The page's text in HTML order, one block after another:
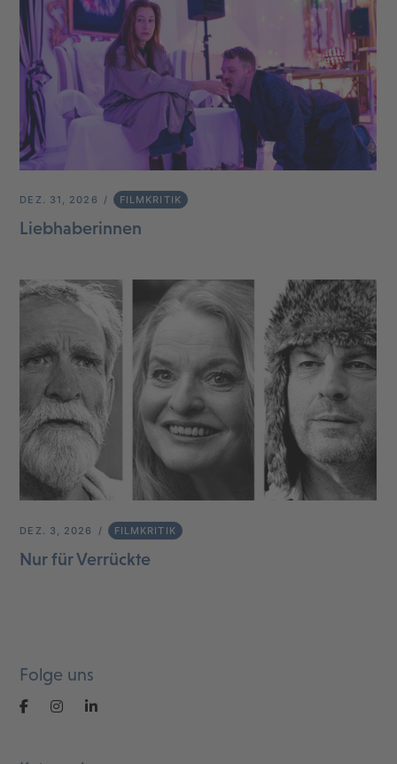
DEZ. 31, 2026 FILMKRITIK
Liebhaberinnen
DEZ. 3, 2026 FILMKRITIK
Nur für Verrückte
Folge uns